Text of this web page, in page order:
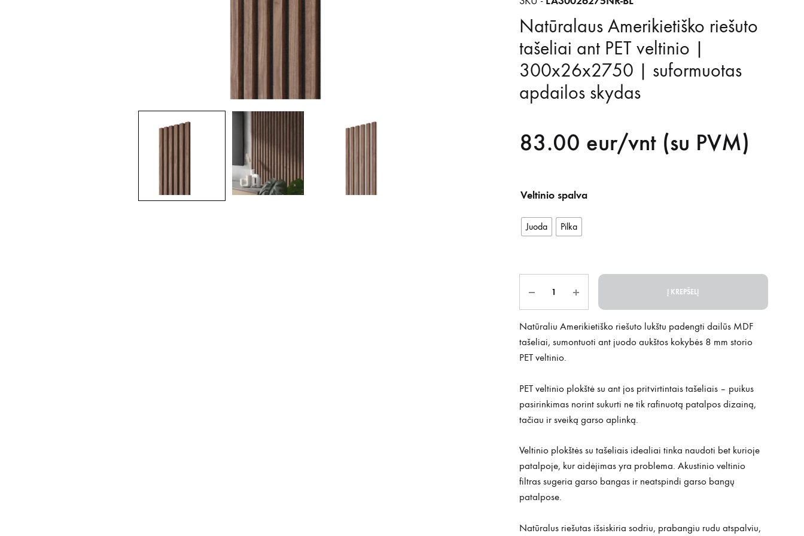
Natūralaus Amerikietiško riešuto
tašeliai ant PET veltinio |
300x26x2750 | suformuotas
apdailos skydas
83.00 eur/vnt (su PVM)
Veltinio spalva
Juoda Pilka
Į KREPŠELĮ
Natūraliu Amerikietiško riešuto lukštu padengti dailūs MDF
tašeliai, sumontuoti ant juodo aukštos kokybės 8 mm storio
PET veltinio.
PET veltinio plokštė su ant jos pritvirtintais tašeliais – puikus
pasirinkimas norint sukurti ne tik rafinuotą patalpos dizainą,
tačiau ir sveiką garso aplinką.
Veltinio plokštės su tašeliais idealiai tinka naudoti bet kurioje
patalpoje, kur aidėjimas yra problema. Akustinio veltinio
filtras sugeria garso bangas ir neatspindi garso bangų
patalpose.
Natūralus riešutas išsiskiria sodriu, prabangiu rudu atspalviu,